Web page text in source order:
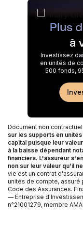
Plus
à
Investissez
en unités de
500 fonds,
Document non
sur les supports en
capital puisque leur
à la baisse dépendant
financiers. L'assureur
non sur leur valeur qu'il
vie est un contrat
unités de compte, assuré
Code des Assurances.
— Entreprise
n°21001279, membre